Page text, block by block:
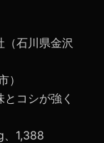
（石川県金沢
）
コシが強く
、1,388